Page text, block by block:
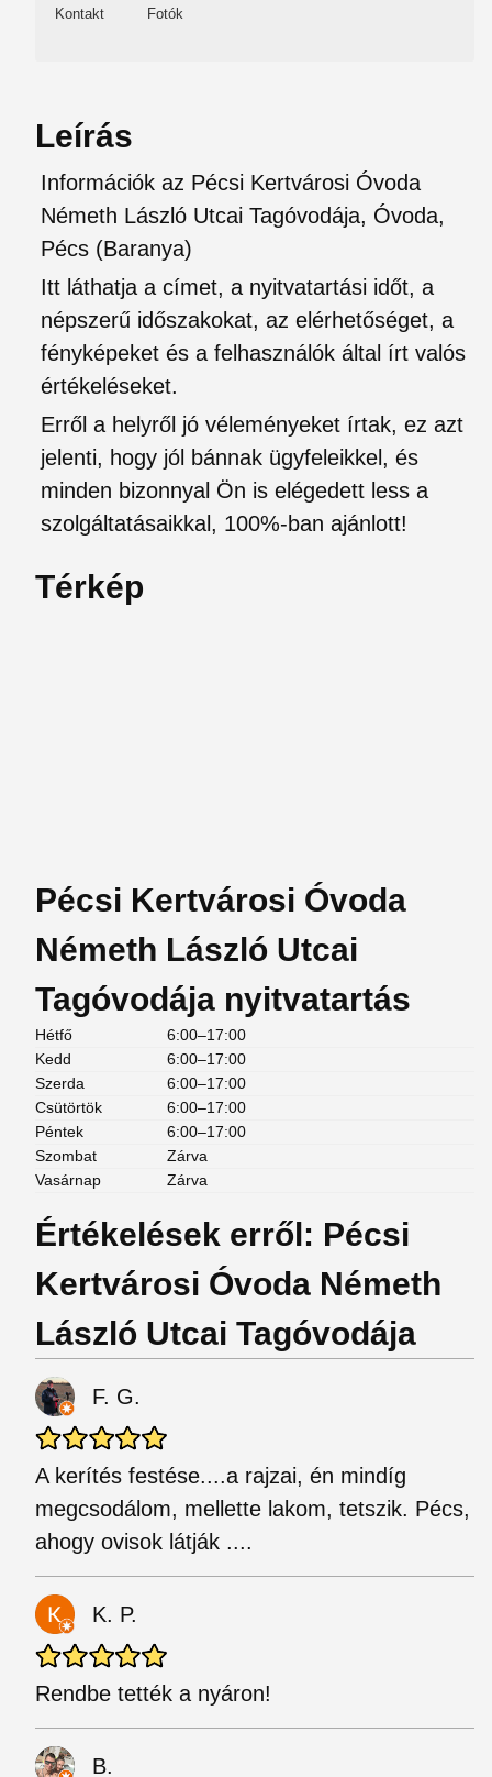
Kontakt Fotók
Leírás
Információk az Pécsi Kertvárosi Óvoda
Németh László Utcai Tagóvodája, Óvoda,
Pécs (Baranya)
Itt láthatja a címet, a nyitvatartási időt, a
népszerű időszakokat, az elérhetőséget, a
fényképeket és a felhasználók által írt valós
értékeléseket.
Erről a helyről jó véleményeket írtak, ez azt
jelenti, hogy jól bánnak ügyfeleikkel, és
minden bizonnyal Ön is elégedett less a
szolgáltatásaikkal, 100%-ban ajánlott!
Térkép
Pécsi Kertvárosi Óvoda
Németh László Utcai
Tagóvodája nyitvatartás
Hétfő
6:00–17:00
Kedd
6:00–17:00
Szerda
6:00–17:00
Csütörtök
6:00–17:00
Péntek
6:00–17:00
Szombat
Zárva
Vasárnap
Zárva
Értékelések erről: Pécsi
Kertvárosi Óvoda Németh
László Utcai Tagóvodája
F. G.
A kerítés festése....a rajzai, én mindíg
megcsodálom, mellette lakom, tetszik. Pécs,
ahogy ovisok látják ....
K. P.
Rendbe tették a nyáron!
B.